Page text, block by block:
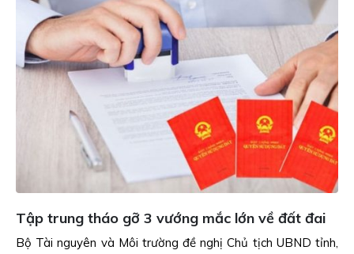
Tập trung tháo gỡ 3 vướng mắc lớn về đất đai
Bộ Tài nguyên và Môi trường đề nghị Chủ tịch UBND tỉnh,